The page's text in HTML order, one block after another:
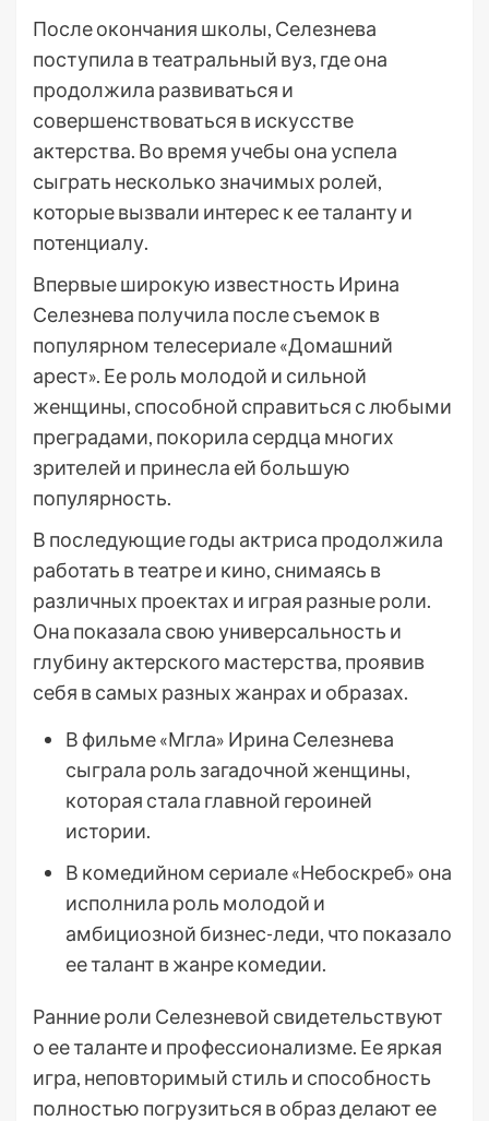
После окончания школы, Селезнева
поступила в театральный вуз, где она
продолжила развиваться и
совершенствоваться в искусстве
актерства. Во время учебы она успела
сыграть несколько значимых ролей,
которые вызвали интерес к ее таланту и
потенциалу.
Впервые широкую известность Ирина
Селезнева получила после съемок в
популярном телесериале «Домашний
арест». Ее роль молодой и сильной
женщины, способной справиться с любыми
преградами, покорила сердца многих
зрителей и принесла ей большую
популярность.
В последующие годы актриса продолжила
работать в театре и кино, снимаясь в
различных проектах и играя разные роли.
Она показала свою универсальность и
глубину актерского мастерства, проявив
себя в самых разных жанрах и образах.
В фильме «Мгла» Ирина Селезнева
сыграла роль загадочной женщины,
которая стала главной героиней
истории.
В комедийном сериале «Небоскреб» она
исполнила роль молодой и
амбициозной бизнес-леди, что показало
ее талант в жанре комедии.
Ранние роли Селезневой свидетельствуют
о ее таланте и профессионализме. Ее яркая
игра, неповторимый стиль и способность
полностью погрузиться в образ делают ее